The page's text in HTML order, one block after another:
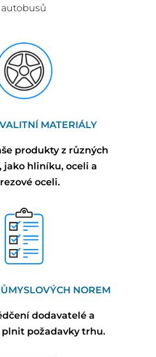
autobusů
MATERIÁLY
produkty z různých
jako hliníku, oceli a
oceli.
NOREM
dodavatelé a
požadavky trhu.